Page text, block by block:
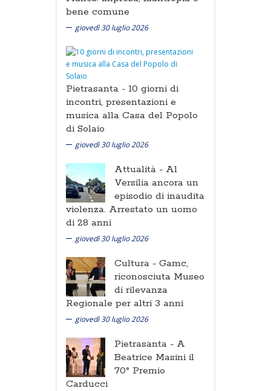
bene comune
giovedì 30 luglio 2026
Pietrasanta - 10 giorni di
incontri, presentazioni e
musica alla Casa del Popolo
di Solaio
giovedì 30 luglio 2026
Attualità - Al
Versilia ancora un
episodio di inaudita
violenza. Arrestato un uomo
di 28 anni
giovedì 30 luglio 2026
Cultura - Gamc,
riconosciuta Museo
di rilevanza
Regionale per altri 3 anni
giovedì 30 luglio 2026
Pietrasanta - A
Beatrice Masini il
70° Premio
Carducci